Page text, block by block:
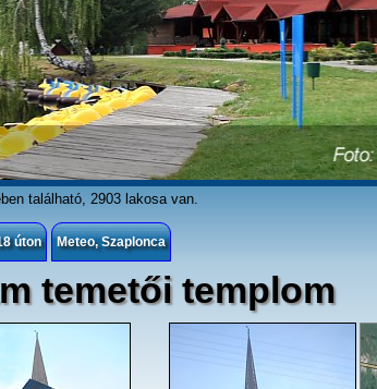
található, 2903 lakosa van.
úton Meteo, Szaplonca
temetői templom